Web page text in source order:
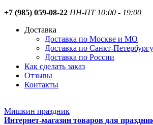
+7 (985) 059-08-22 ПН-ПТ 10:00 - 19:00
Доставка
Доставка по Москве и МО
Доставка по Санкт-
Доставка по России
Как сделать заказ
Отзывы
Контакты
Мишкин праздник
Интернет-магазин товаров для